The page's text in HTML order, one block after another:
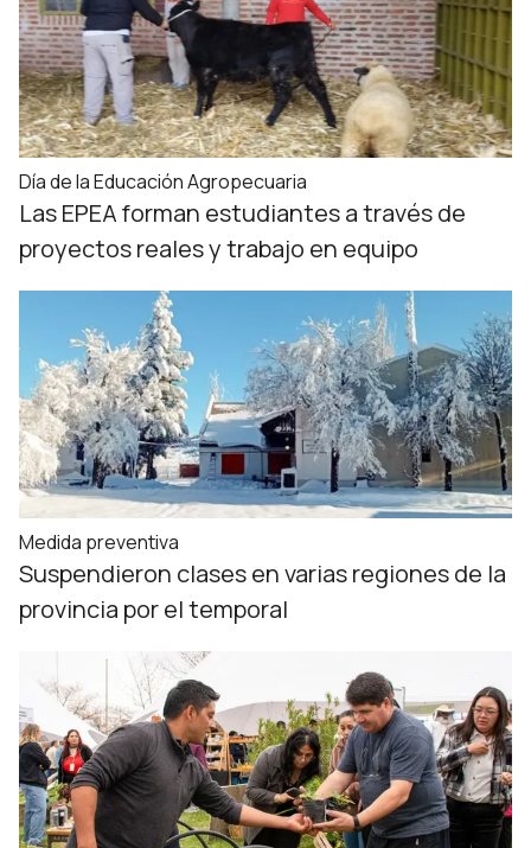
Día de la Educación Agropecuaria
Las EPEA forman estudiantes a través de
proyectos reales y trabajo en equipo
Medida preventiva
Suspendieron clases en varias regiones de la
provincia por el temporal